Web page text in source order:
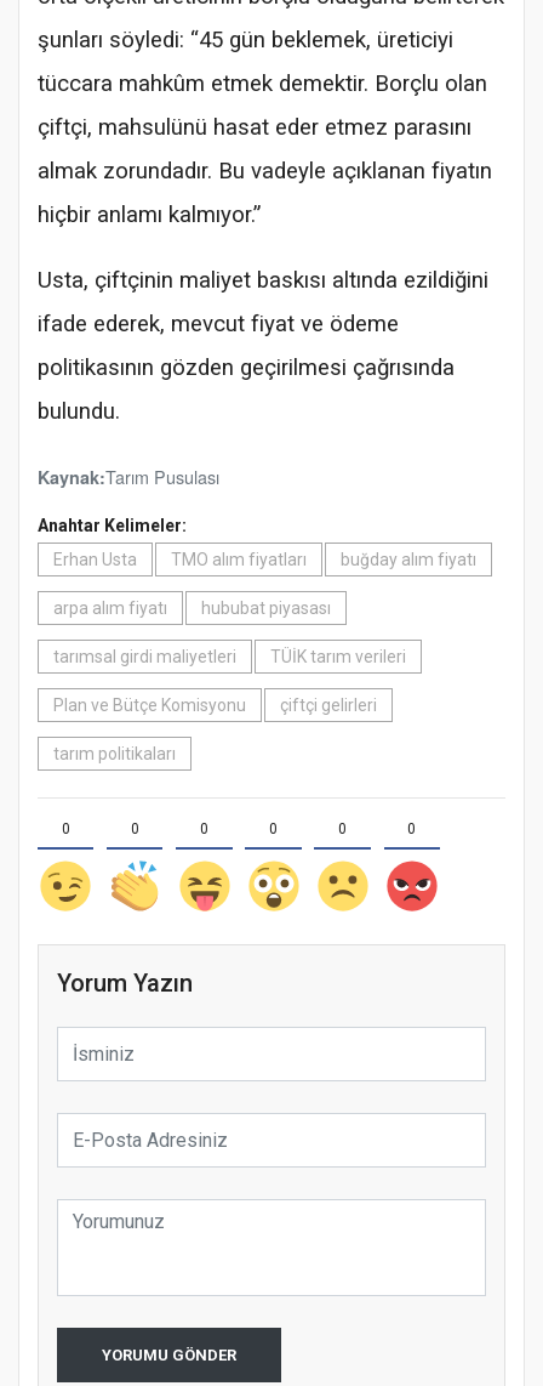
şunları söyledi: “45 gün beklemek, üreticiyi
tüccara mahkûm etmek demektir. Borçlu olan
çiftçi, mahsulünü hasat eder etmez parasını
almak zorundadır. Bu vadeyle açıklanan fiyatın
hiçbir anlamı kalmıyor.”
Usta, çiftçinin maliyet baskısı altında ezildiğini
ifade ederek, mevcut fiyat ve ödeme
politikasının gözden geçirilmesi çağrısında
bulundu.
Kaynak:Tarım Pusulası
Anahtar Kelimeler:
Erhan Usta
TMO alım fiyatları buğday alım fiyatı
arpa alım fiyatı hububat piyasası
tarımsal girdi maliyetleri TÜİK tarım verileri
Plan ve Bütçe Komisyonu çiftçi gelirleri
tarım politikaları
0 0 0 0 0 0
Yorum Yazın
YORUMU GÖNDER